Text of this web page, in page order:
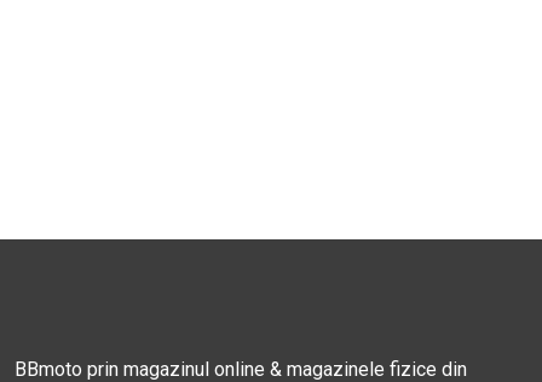
BBmoto prin magazinul online & magazinele fizice din